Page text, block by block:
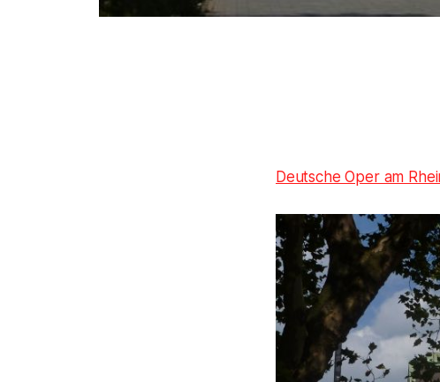
Deutsche Oper am